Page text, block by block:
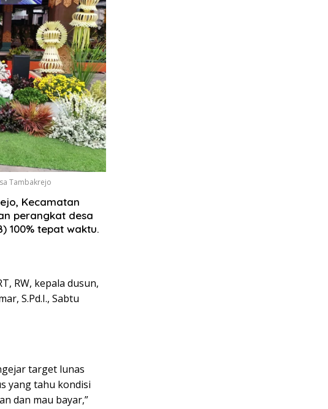
Tambakrejo
Kecamatan
perangkat desa
100% tepat waktu.
RW, kepala dusun,
S.Pd.I., Sabtu
target lunas
yang tahu kondisi
dan mau bayar,”